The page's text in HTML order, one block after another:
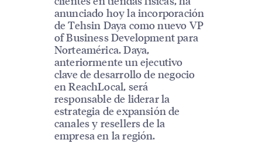
anunciado hoy la incorporación
de Tehsin Daya como nuevo VP
of Business Development para
Norteamérica. Daya,
anteriormente un ejecutivo
clave de desarrollo de negocio
en ReachLocal, será
responsable de liderar la
estrategia de expansión de
canales y resellers de la
empresa en la región.